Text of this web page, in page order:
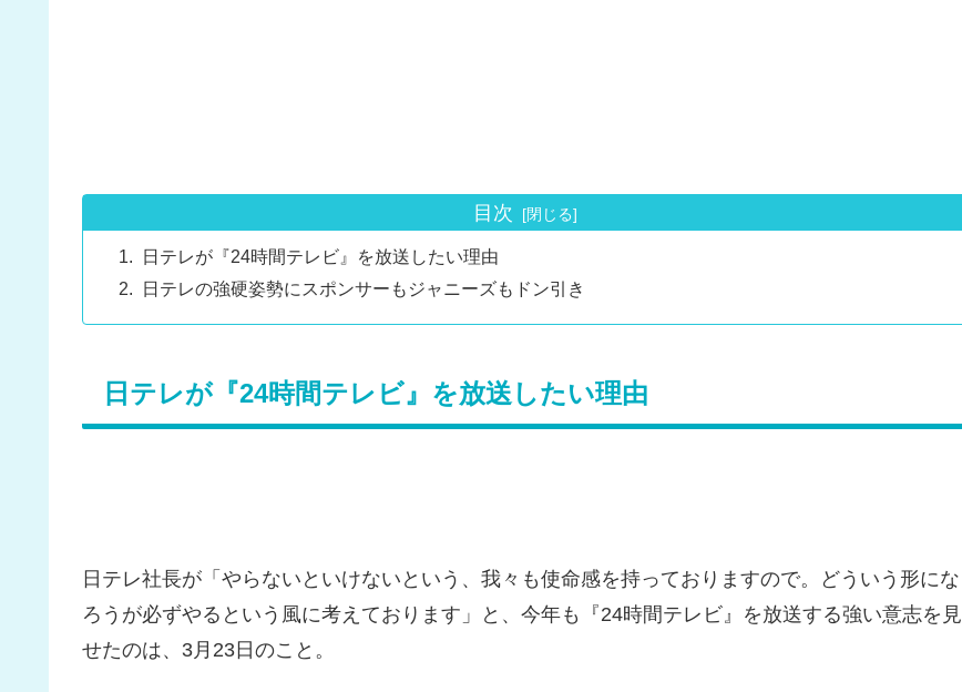
目次
日テレが『24時間テレビ』を放送したい理由
日テレの強硬姿勢にスポンサーもジャニーズもドン引き
日テレが『24時間テレビ』を放送したい理由
日テレ社長が「やらないといけないという、我々も使命感を持っておりますので。どういう形にな
ろうが必ずやるという風に考えております」と、今年も『24時間テレビ』を放送する強い意志を見
せたのは、3月23日のこと。